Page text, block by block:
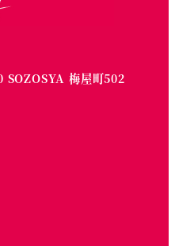
SOZOSYA 梅屋町502